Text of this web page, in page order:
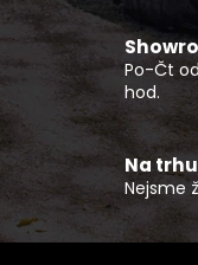
Po-Čt
hod.
Na
Nejsme